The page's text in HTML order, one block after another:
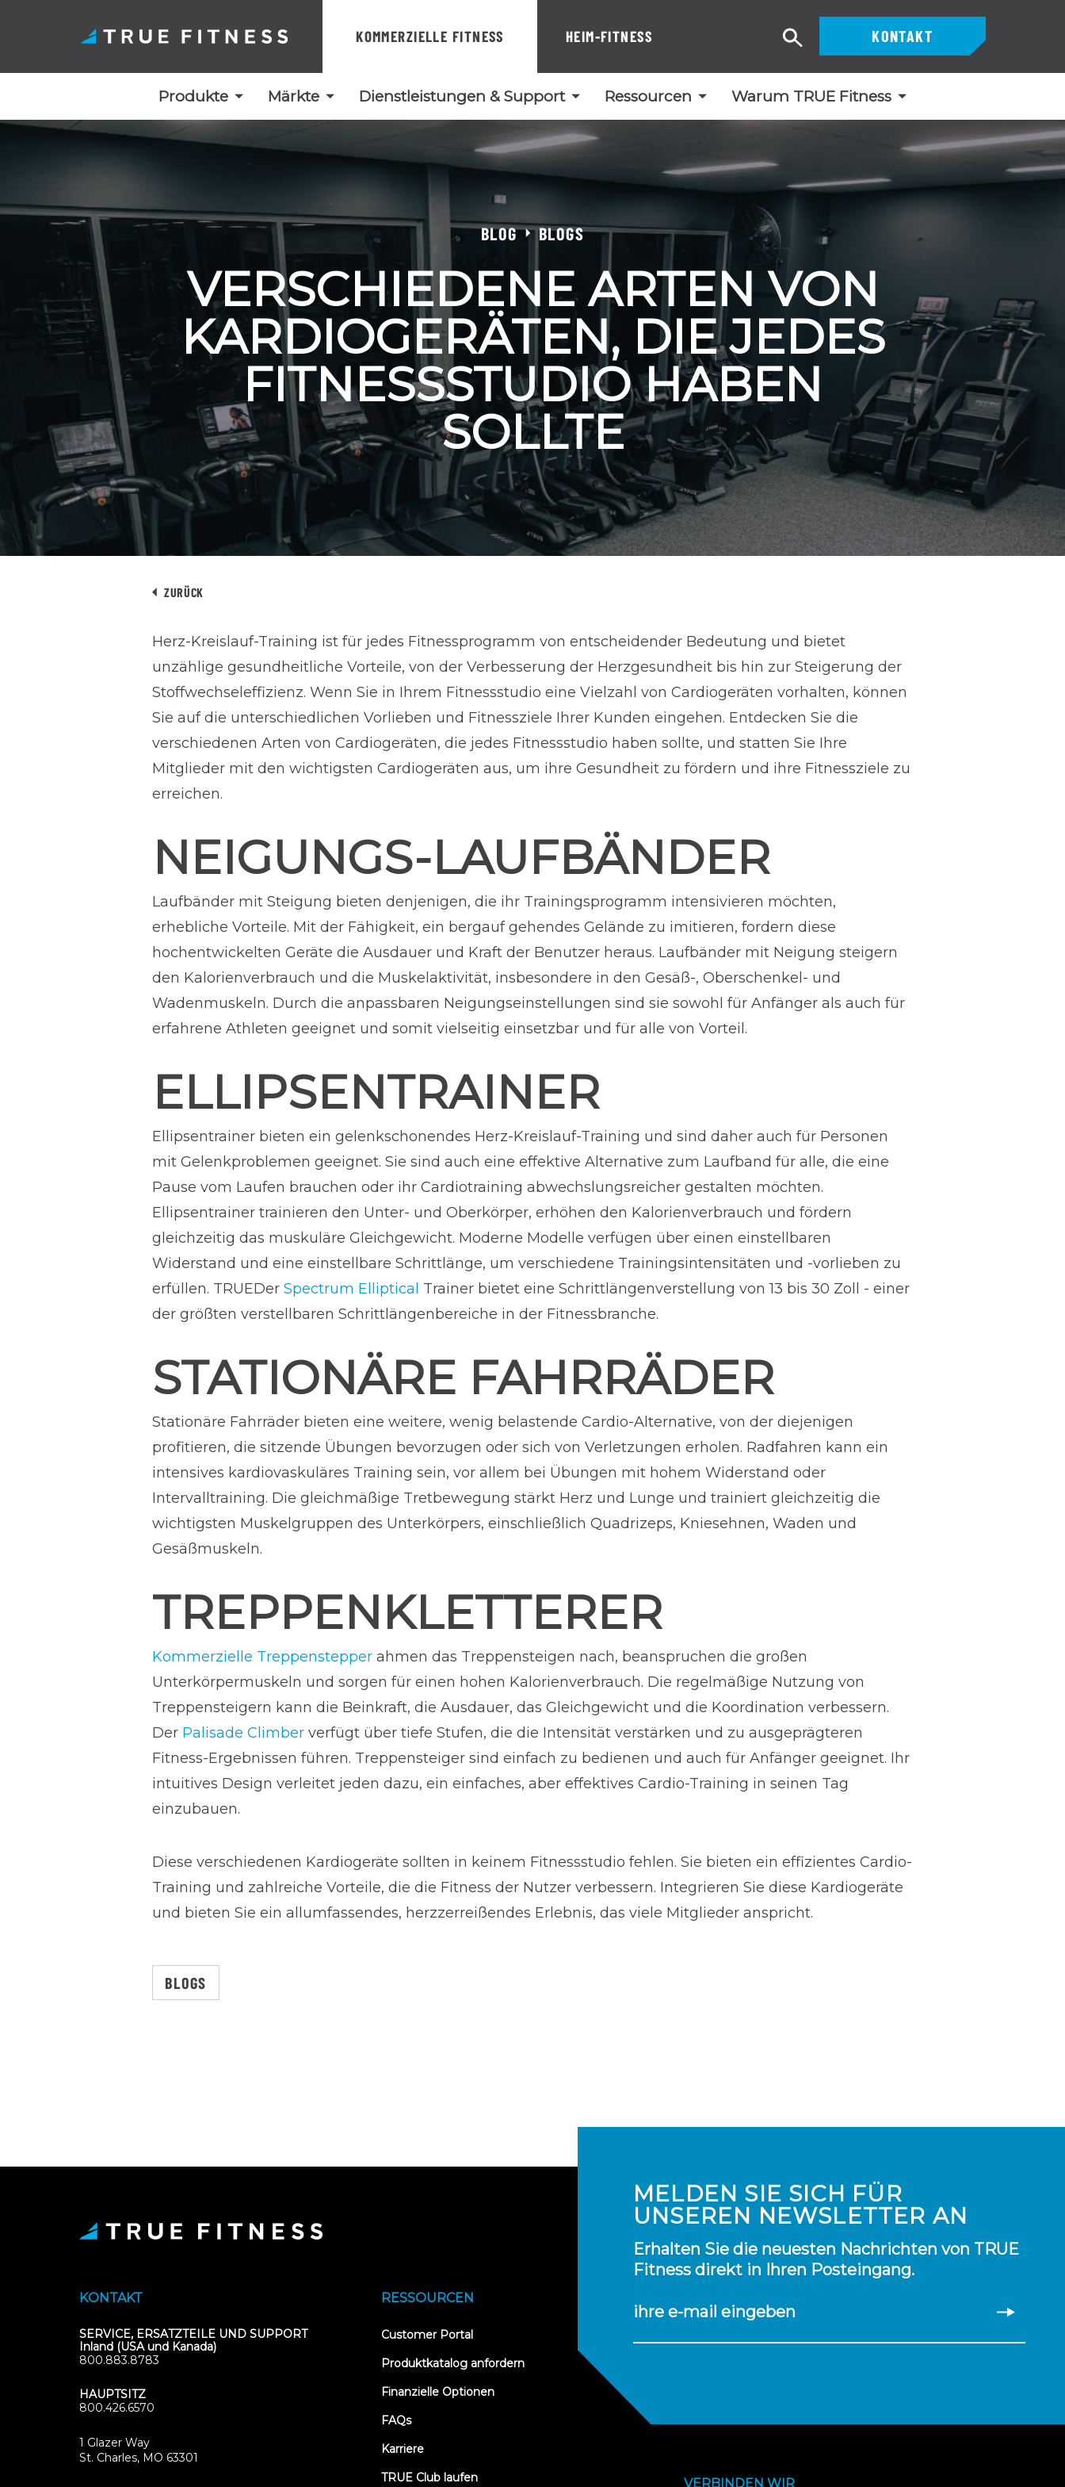
Zum
KOMMERZIELLE FITNESS HEIM-FITNESS
Produkte Märkte Dienstleistungen & Support Ressourcen Warum TRUE Fitness
KONTAKT
Suche
BLOG BLOGS
VERSCHIEDENE ARTEN VON
KARDIOGERÄTEN, DIE JEDES
FITNESSSTUDIO HABEN
SOLLTE
ZURÜCK
Herz-Kreislauf-Training ist für jedes Fitnessprogramm von entscheidender Bedeutung und bietet
unzählige gesundheitliche Vorteile, von der Verbesserung der Herzgesundheit bis hin zur Steigerung der
Stoffwechseleffizienz. Wenn Sie in Ihrem Fitnessstudio eine Vielzahl von Cardiogeräten vorhalten, können
Sie auf die unterschiedlichen Vorlieben und Fitnessziele Ihrer Kunden eingehen. Entdecken Sie die
verschiedenen Arten von Cardiogeräten, die jedes Fitnessstudio haben sollte, und statten Sie Ihre
Mitglieder mit den wichtigsten Cardiogeräten aus, um ihre Gesundheit zu fördern und ihre Fitnessziele zu
erreichen.
NEIGUNGS-LAUFBÄNDER
Laufbänder mit Steigung bieten denjenigen, die ihr Trainingsprogramm intensivieren möchten,
erhebliche Vorteile. Mit der Fähigkeit, ein bergauf gehendes Gelände zu imitieren, fordern diese
hochentwickelten Geräte die Ausdauer und Kraft der Benutzer heraus. Laufbänder mit Neigung steigern
den Kalorienverbrauch und die Muskelaktivität, insbesondere in den Gesäß-, Oberschenkel- und
Wadenmuskeln. Durch die anpassbaren Neigungseinstellungen sind sie sowohl für Anfänger als auch für
erfahrene Athleten geeignet und somit vielseitig einsetzbar und für alle von Vorteil.
ELLIPSENTRAINER
Ellipsentrainer bieten ein gelenkschonendes Herz-Kreislauf-Training und sind daher auch für Personen
mit Gelenkproblemen geeignet. Sie sind auch eine effektive Alternative zum Laufband für alle, die eine
Pause vom Laufen brauchen oder ihr Cardiotraining abwechslungsreicher gestalten möchten.
Ellipsentrainer trainieren den Unter- und Oberkörper, erhöhen den Kalorienverbrauch und fördern
gleichzeitig das muskuläre Gleichgewicht. Moderne Modelle verfügen über einen einstellbaren
Widerstand und eine einstellbare Schrittlänge, um verschiedene Trainingsintensitäten und -vorlieben zu
erfüllen. TRUEDer Spectrum Elliptical Trainer bietet eine Schrittlängenverstellung von 13 bis 30 Zoll - einer
der größten verstellbaren Schrittlängenbereiche in der Fitnessbranche.
STATIONÄRE FAHRRÄDER
Stationäre Fahrräder bieten eine weitere, wenig belastende Cardio-Alternative, von der diejenigen
profitieren, die sitzende Übungen bevorzugen oder sich von Verletzungen erholen. Radfahren kann ein
intensives kardiovaskuläres Training sein, vor allem bei Übungen mit hohem Widerstand oder
Intervalltraining. Die gleichmäßige Tretbewegung stärkt Herz und Lunge und trainiert gleichzeitig die
wichtigsten Muskelgruppen des Unterkörpers, einschließlich Quadrizeps, Kniesehnen, Waden und
Gesäßmuskeln.
TREPPENKLETTERER
Kommerzielle Treppenstepper ahmen das Treppensteigen nach, beanspruchen die großen
Unterkörpermuskeln und sorgen für einen hohen Kalorienverbrauch. Die regelmäßige Nutzung von
Treppensteigern kann die Beinkraft, die Ausdauer, das Gleichgewicht und die Koordination verbessern.
Der Palisade Climber verfügt über tiefe Stufen, die die Intensität verstärken und zu ausgeprägteren
Fitness-Ergebnissen führen. Treppensteiger sind einfach zu bedienen und auch für Anfänger geeignet. Ihr
intuitives Design verleitet jeden dazu, ein einfaches, aber effektives Cardio-Training in seinen Tag
einzubauen.
Diese verschiedenen Kardiogeräte sollten in keinem Fitnessstudio fehlen. Sie bieten ein effizientes Cardio-
Training und zahlreiche Vorteile, die die Fitness der Nutzer verbessern. Integrieren Sie diese Kardiogeräte
und bieten Sie ein allumfassendes, herzzerreißendes Erlebnis, das viele Mitglieder anspricht.
BLOGS
MELDEN SIE SICH FÜR
UNSEREN NEWSLETTER AN
Erhalten Sie die neuesten Nachrichten von TRUE
Fitness direkt in Ihren Posteingang.
ihre e-mail eingeben
KONTAKT
SERVICE, ERSATZTEILE UND SUPPORT
Inland (USA und Kanada)
800.883.8783
HAUPTSITZ
800.426.6570
1 Glazer Way
St. Charles, MO 63301
RESSOURCEN
Customer Portal(opens
new
Produktkatalog anfordern
Finanzielle Optionen
FAQs
Karriere
TRUE Club laufen
VERBINDEN WIR